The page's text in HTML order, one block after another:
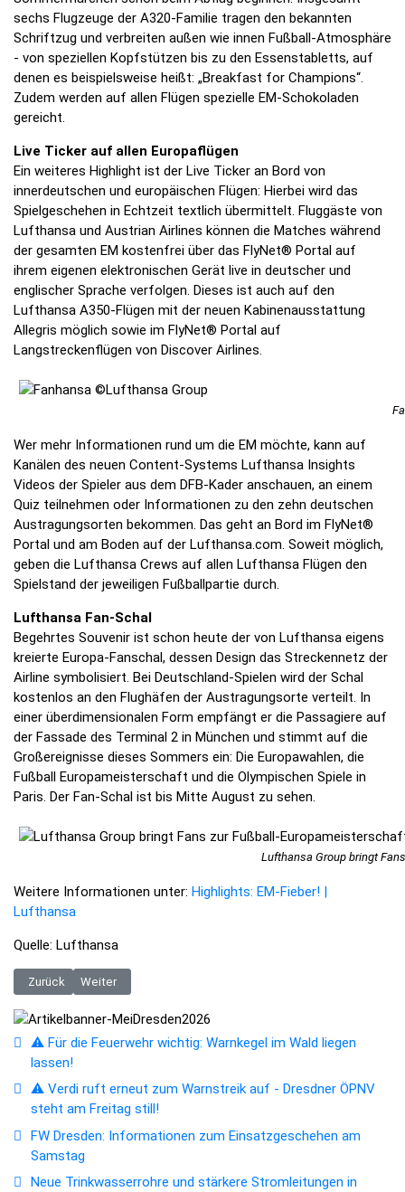
sechs Flugzeuge der A320-Familie tragen den bekannten
Schriftzug und verbreiten außen wie innen Fußball-Atmosphäre
- von speziellen Kopfstützen bis zu den Essenstabletts, auf
denen es beispielsweise heißt: „Breakfast for Champions“.
Zudem werden auf allen Flügen spezielle EM-Schokoladen
gereicht.
Live Ticker auf allen Europaflügen
Ein weiteres Highlight ist der Live Ticker an Bord von
innerdeutschen und europäischen Flügen: Hierbei wird das
Spielgeschehen in Echtzeit textlich übermittelt. Fluggäste von
Lufthansa und Austrian Airlines können die Matches während
der gesamten EM kostenfrei über das FlyNet® Portal auf
ihrem eigenen elektronischen Gerät live in deutscher und
englischer Sprache verfolgen. Dieses ist auch auf den
Lufthansa A350-Flügen mit der neuen Kabinenausstattung
Allegris möglich sowie im FlyNet® Portal auf
Langstreckenflügen von Discover Airlines.
Wer mehr Informationen rund um die EM möchte, kann auf
Kanälen des neuen Content-Systems Lufthansa Insights
Videos der Spieler aus dem DFB-Kader anschauen, an einem
Quiz teilnehmen oder Informationen zu den zehn deutschen
Austragungsorten bekommen. Das geht an Bord im FlyNet®
Portal und am Boden auf der Lufthansa.com. Soweit möglich,
geben die Lufthansa Crews auf allen Lufthansa Flügen den
Spielstand der jeweiligen Fußballpartie durch.
Lufthansa Fan-Schal
Begehrtes Souvenir ist schon heute der von Lufthansa eigens
kreierte Europa-Fanschal, dessen Design das Streckennetz der
Airline symbolisiert. Bei Deutschland-Spielen wird der Schal
kostenlos an den Flughäfen der Austragungsorte verteilt. In
einer überdimensionalen Form empfängt er die Passagiere auf
der Fassade des Terminal 2 in München und stimmt auf die
Großereignisse dieses Sommers ein: Die Europawahlen, die
Fußball Europameisterschaft und die Olympischen Spiele in
Paris. Der Fan-Schal ist bis Mitte August zu sehen.
Lufthansa Group bringt
Weitere Informationen unter: Highlights: EM-Fieber! |
Lufthansa
Quelle: Lufthansa
Vorheriger Beitrag: Ab 12,99 Euro: Der Super Sparpreis für kurze
Zurück Nächster Beitrag: HZA-DD: Zoll stellt zahlreiche Verstöße
Weiter
⚠️ Für die Feuerwehr wichtig: Warnkegel im Wald liegen
lassen!
⚠️ Verdi ruft erneut zum Warnstreik auf - Dresdner ÖPNV
steht am Freitag still!
FW Dresden: Informationen zum Einsatzgeschehen am
Samstag
Neue Trinkwasserrohre und stärkere Stromleitungen in